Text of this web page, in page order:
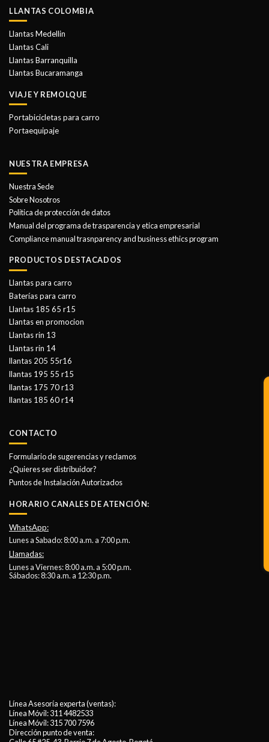
de
LLANTAS COLOMBIA
Llantas Medellin
Llantas Cali
Llantas Barranquilla
Llantas Bucaramanga
VIAJE Y REMOLQUE
Portabicicletas para carro
Portaequipaje
NUESTRA EMPRESA
Nuestra Sede
Sobre Nosotros
Politica de protección de datos
Manual del programa de trasparencia y etica empresarial
Compliance manual trasnparency and business ethics program
PRODUCTOS DESTACADOS
Llantas para carro
Baterías para carro
Llantas 185 65 r15
Llantas en promocion
Llantas rin 13
Llantas rin 14
llantas 205 55r16
llantas 195 55 r15
llantas 175 70 r13
llantas 185 60 r14
CONTACTO
Formulario de sugerencias y reclamos
¿Quieres ser distribuidor?
Puntos de Instalación Autorizados
HORARIO CANALES DE ATENCIÓN:
WhatsApp:
Lunes a Sabado: 8:00 a.m. a 7:00 p.m.
Llamadas:
Lunes a Viernes: 8:00 a.m. a 5:00 p.m.
Sábados: 8:30 a.m. a 12:30 p.m.
Línea Asesoría experta (ventas):
Línea Móvil:311 4482533
Línea Móvil:315 700 7596
Dirección punto de venta: